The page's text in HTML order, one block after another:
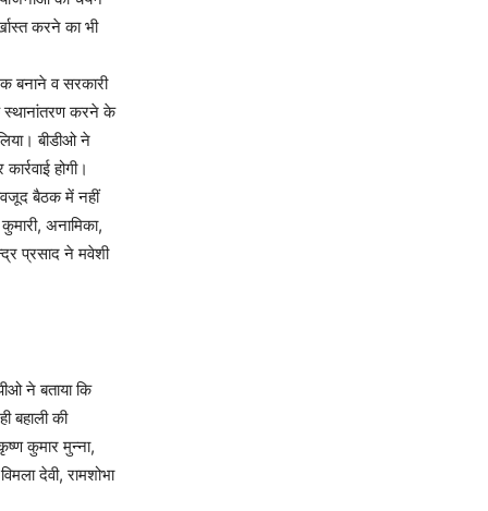
करने का भी
बनाने व सरकारी
स्थानांतरण करने के
बीडीओ ने
होगी।
बैठक में नहीं
अनामिका,
प्रसाद ने मवेशी
ने बताया कि
बहाली की
कुमार मुन्ना,
देवी, रामशोभा